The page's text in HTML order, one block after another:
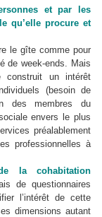
et par les
qu’elle procure et
le gîte comme pour
de week-ends. Mais
construit un intérêt
(besoin de
des membres du
envers le plus
préalablement
professionnelles à
cohabitation
de questionnaires
l’intérêt de cette
dimensions autant